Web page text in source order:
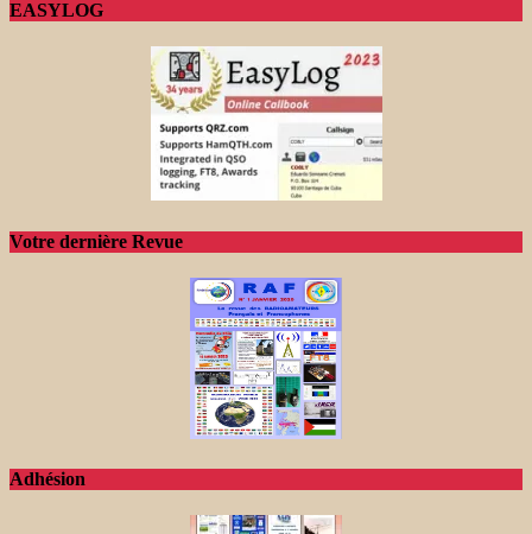
EASYLOG
Votre dernière Revue
Adhésion